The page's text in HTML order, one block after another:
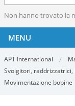
Non hanno trovato la
MENU
APT International
Svolgitori,
Movimentazione bobine